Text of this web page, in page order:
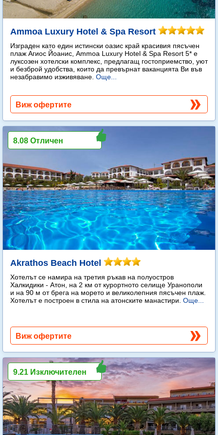
Ammoa Luxury Hotel & Spa Resort
Изграден като един истински оазис край красивия пясъчен
плаж Агиос Йоанис, Ammoa Luxury Hotel & Spa Resort 5* е
луксозен хотелски комплекс, предлагащ гостоприемство, уют
и безброй удобства, които да превърнат ваканцията Ви във
незабравимо изживяване. Още...
Виж офертите
Akrathos Beach Hotel
Хотелът се намира на третия ръкав на полуостров
Халкидики - Атон, на 2 км от курортното селище Уранополи
и на 90 м от брега на морето и великолепния пясъчен плаж.
Хотелът е построен в стила на атонските манастири. Още...
8.08 Отличен
Виж офертите
9.21 Изключителен